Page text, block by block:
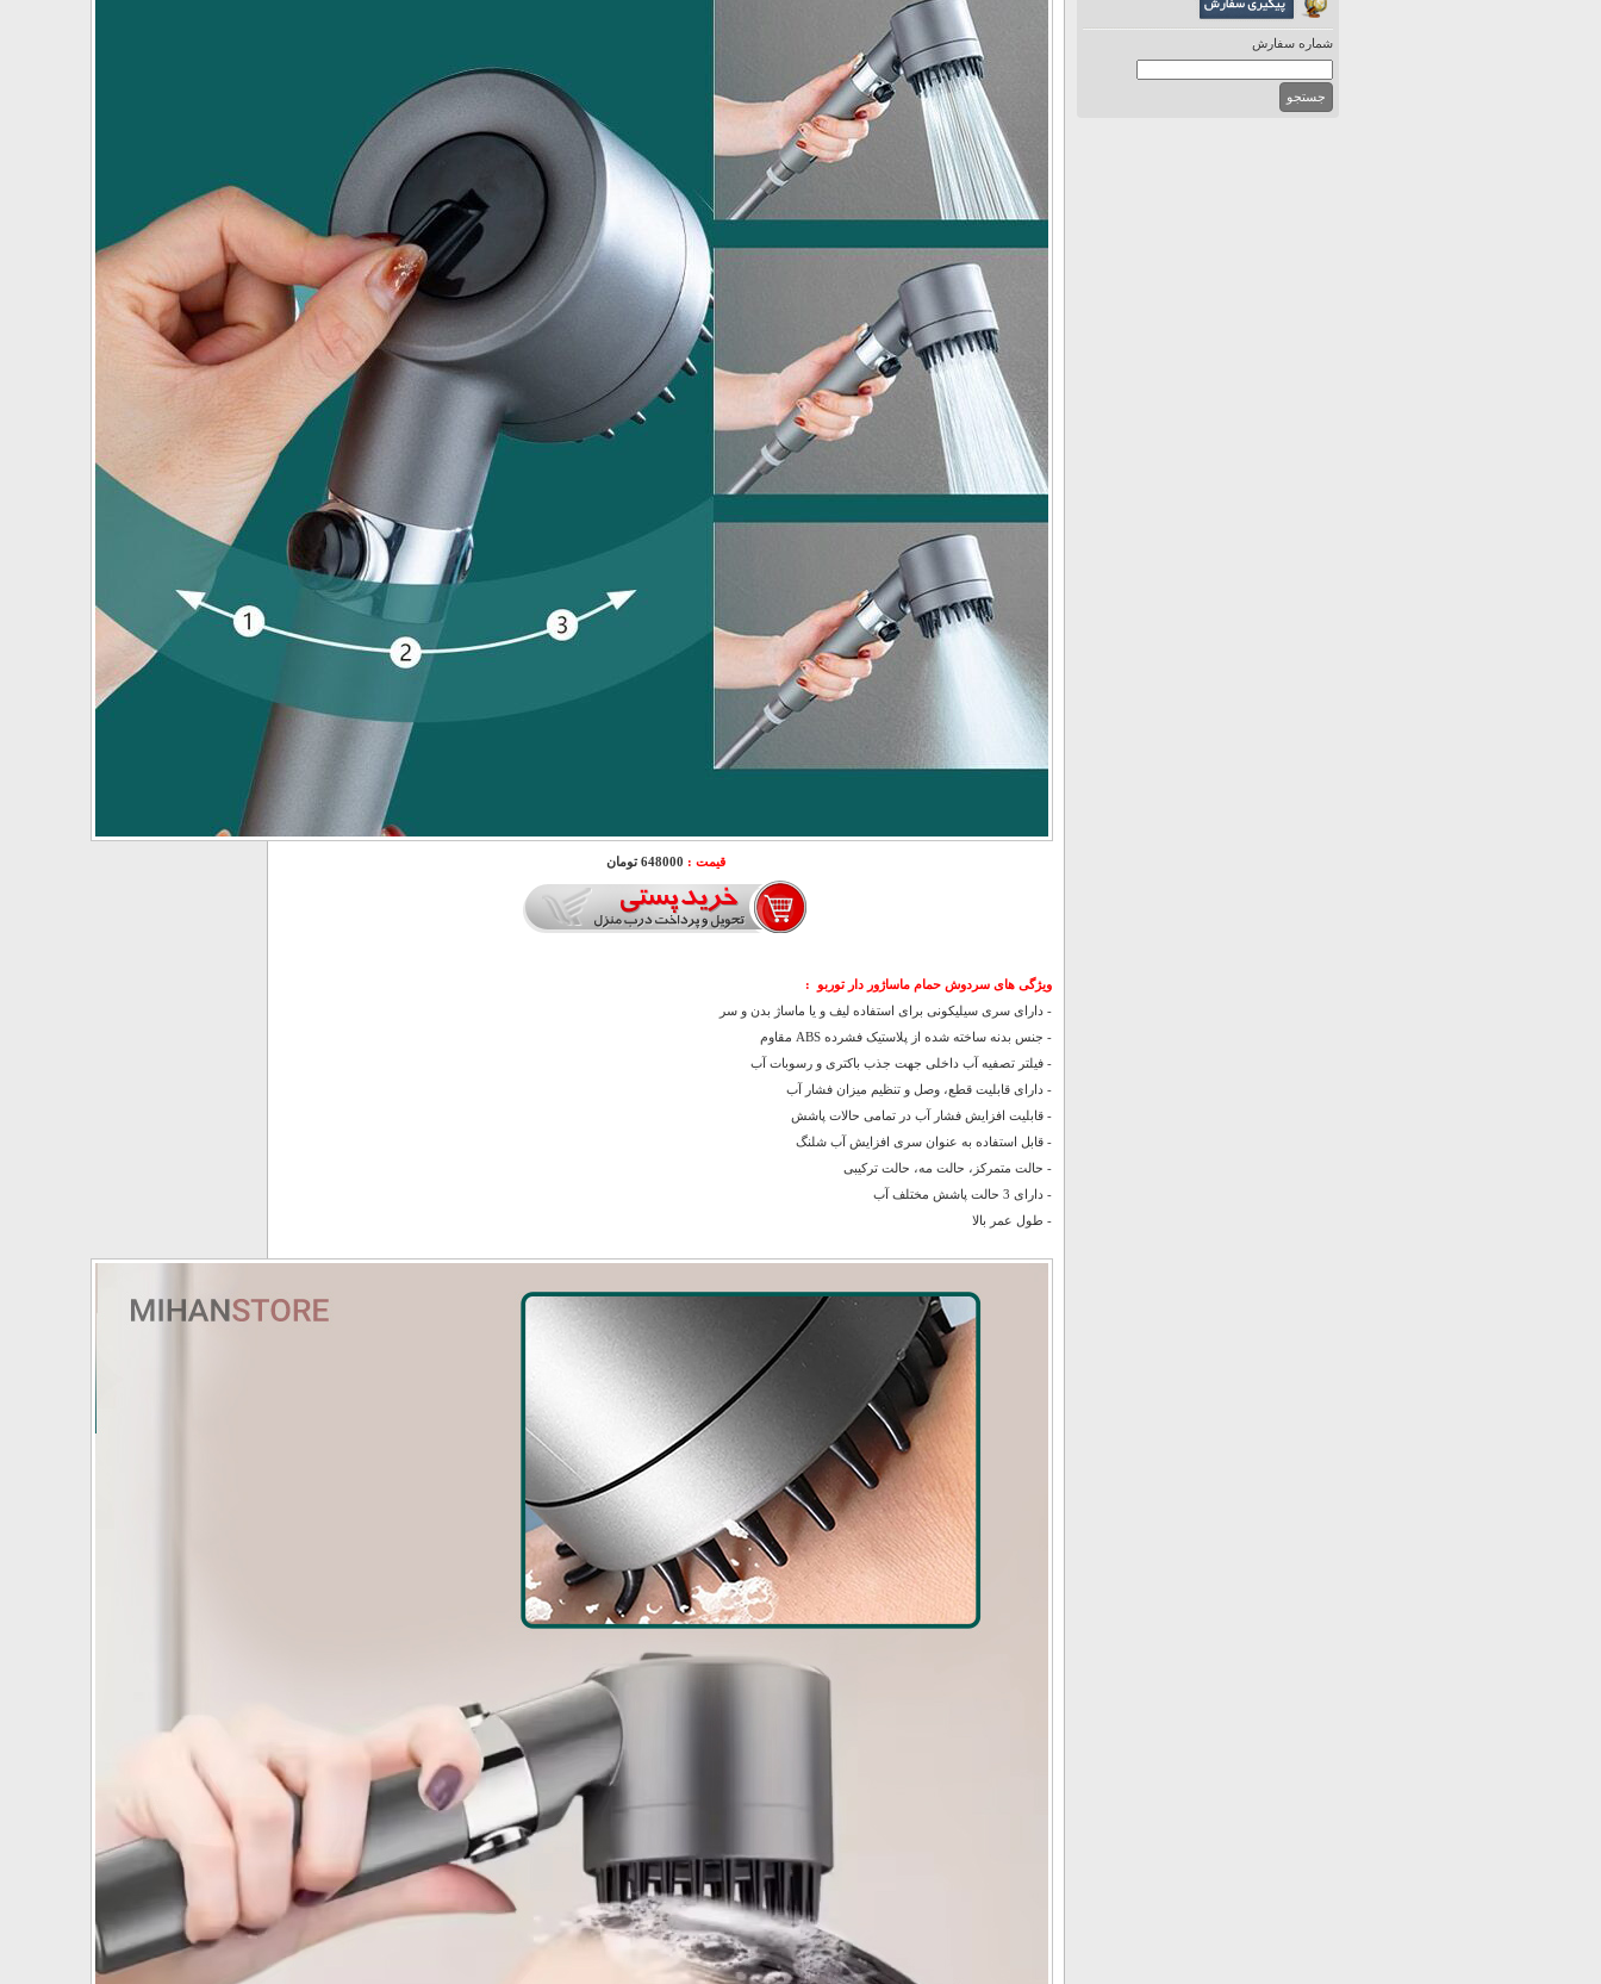
شماره سفارش
قیمت : 648000 تومان
ویژگی های سردوش حمام ماساژور دار توربو :
- دارای سری سیلیکونی برای استفاده لیف و یا ماساژ بدن و سر
- جنس بدنه ساخته شده از پلاستیک فشرده ABS مقاوم
- فیلتر تصفیه آب داخلی جهت جذب باکتری و رسوبات آب
- دارای قابلیت قطع، وصل و تنظیم میزان فشار آب
- قابلیت افزایش فشار آب در تمامی حالات پاشش
- قابل استفاده به عنوان سری افزایش آب شلنگ
- حالت متمرکز، حالت مه، حالت ترکیبی
- دارای 3 حالت پاشش مختلف آب
- طول عمر بالا